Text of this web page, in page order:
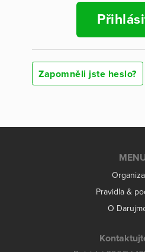
Zapomněli jste heslo?
Pravidla &
O